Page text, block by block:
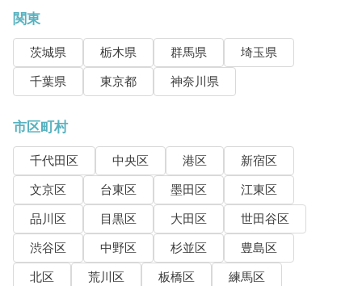
関東
茨城県 栃木県 群馬県
埼玉県
千葉県
東京都 神奈川県
市区町村
千代田区 中央区 港区
新宿区
文京区
台東区 墨田区
江東区
品川区
目黒区 大田区
世田谷区
渋谷区
中野区 杉並区
豊島区
北区
荒川区 板橋区
練馬区